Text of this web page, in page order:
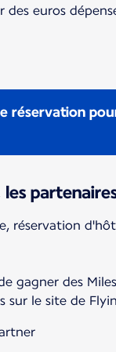
des euros
réservation
les
réservation
gagner des
sur le site de